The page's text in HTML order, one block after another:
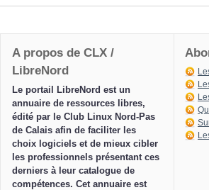
A propos de CLX /
LibreNord
Le portail LibreNord est un
annuaire de ressources libres,
édité par le Club Linux Nord-Pas
de Calais afin de faciliter les
choix logiciels et de mieux cibler
les professionnels présentant ces
derniers à leur catalogue de
compétences. Cet annuaire est